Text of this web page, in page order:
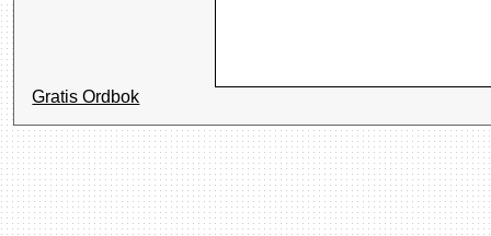
Gratis Ordbok